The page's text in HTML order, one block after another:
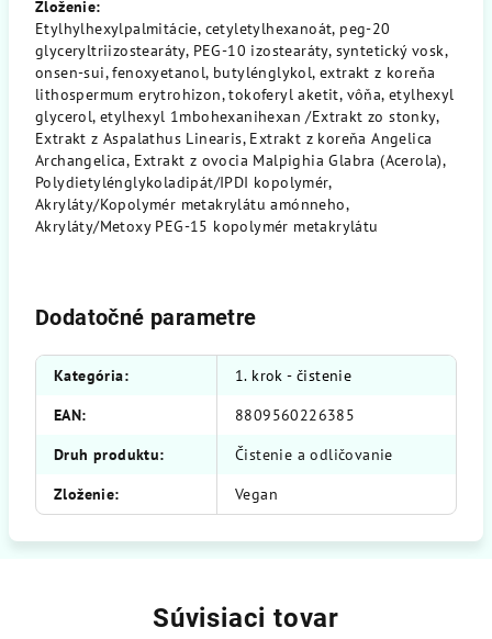
Zloženie:
Etylhylhexylpalmitácie, cetyletylhexanoát, peg-20
glyceryltriizostearáty, PEG-10 izostearáty, syntetický vosk,
onsen-sui, fenoxyetanol, butylénglykol, extrakt z koreňa
lithospermum erytrohizon, tokoferyl aketit, vôňa, etylhexyl
glycerol, etylhexyl 1mbohexanihexan /Extrakt zo stonky,
Extrakt z Aspalathus Linearis, Extrakt z koreňa Angelica
Archangelica, Extrakt z ovocia Malpighia Glabra (Acerola),
Polydietylénglykoladipát/IPDI kopolymér,
Akryláty/Kopolymér metakrylátu amónneho,
Akryláty/Metoxy PEG-15 kopolymér metakrylátu
Dodatočné parametre
Kategória:
1. krok - čistenie
EAN:
8809560226385
Druh produktu:
Čistenie a odličovanie
Zloženie: Vegan
Súvisiaci tovar